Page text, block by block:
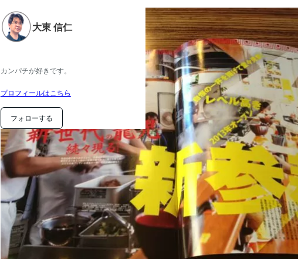
大東 信仁
カンパチが好きです。
プロフィールはこちら
フォローする